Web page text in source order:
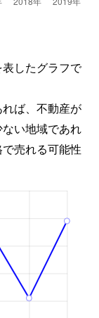
したグラフで
ば、不動産が
い地域であれ
売れる可能性